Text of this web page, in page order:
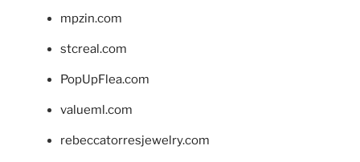
mpzin.com
stcreal.com
PopUpFlea.com
valueml.com
rebeccatorresjewelry.com